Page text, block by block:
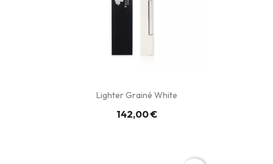
Lighter Grainé White
142,00 €